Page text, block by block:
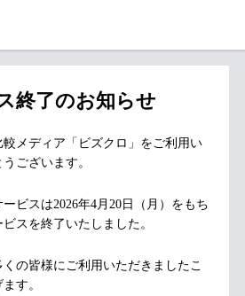
終了のお知らせ
メディア「ビズクロ」をご利用い
ございます。
ビスは2026年4月20日（月）をもち
スを終了いたしました。
の皆様にご利用いただきましたこ
す。